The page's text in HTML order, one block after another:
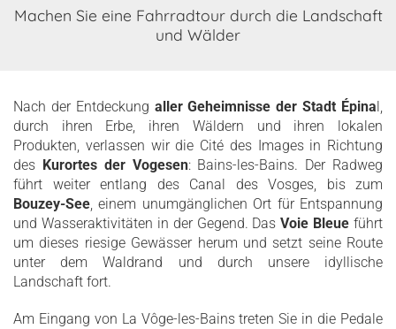
Machen Sie eine Fahrradtour durch die Landschaft
und Wälder
Nach der Entdeckung aller Geheimnisse der Stadt Épinal,
durch ihren Erbe, ihren Wäldern und ihren lokalen
Produkten, verlassen wir die Cité des Images in Richtung
des Kurortes der Vogesen: Bains-les-Bains. Der Radweg
führt weiter entlang des Canal des Vosges, bis zum
Bouzey-See, einem unumgänglichen Ort für Entspannung
und Wasseraktivitäten in der Gegend. Das Voie Bleue führt
um dieses riesige Gewässer herum und setzt seine Route
unter dem Waldrand und durch unsere idyllische
Landschaft fort.
Am Eingang von La Vôge-les-Bains treten Sie in die Pedale